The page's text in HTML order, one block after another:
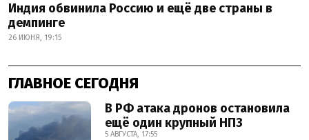
Индия обвинила Россию и ещё две страны в
демпинге
26 ИЮНЯ, 19:15
ГЛАВНОЕ СЕГОДНЯ
В РФ атака дронов остановила
ещё один крупный НПЗ
5 АВГУСТА, 17:55